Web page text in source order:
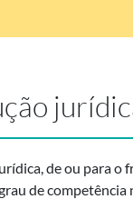
de ou para o
de competência